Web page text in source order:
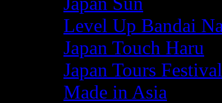
Level Up Bandai
Japan Touch Haru
Japan Tours Festival
Made in Asia